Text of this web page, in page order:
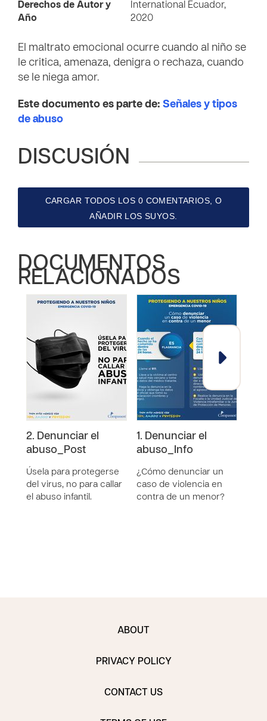
Derechos de Autor y
Año
International Ecuador,
2020
El maltrato emocional ocurre cuando al niño se
le critica, amenaza, denigra o rechaza, cuando
se le niega amor.
Este documento es parte de: Señales y tipos
de abuso
DISCUSIÓN
CARGAR TODOS LOS 0 COMENTARIOS, O
AÑADIR LOS SUYOS.
DOCUMENTOS
RELACIONADOS
2. Denunciar el
abuso_Post
Úsela para protegerse
del virus, no para callar
el abuso infantil.
1. Denunciar el
abuso_Info
¿Cómo denunciar un
caso de violencia en
contra de un menor?
ABOUT
PRIVACY POLICY
CONTACT US